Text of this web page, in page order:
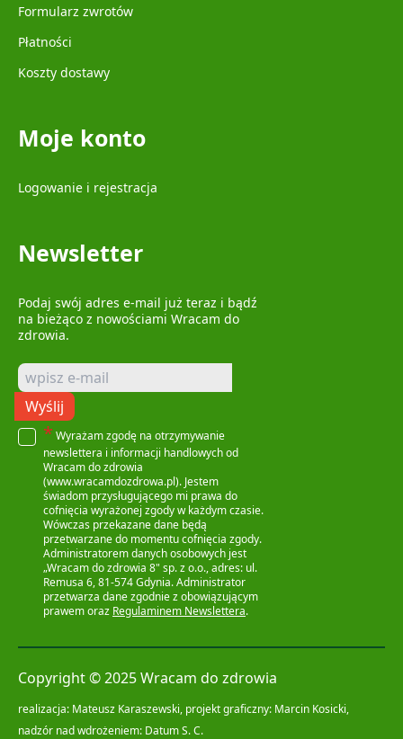
Formularz zwrotów
Płatności
Koszty dostawy
Moje konto
Logowanie i rejestracja
Newsletter
Podaj swój adres e-mail już teraz i bądź
na bieżąco z nowościami Wracam do
zdrowia.
Wyślij
* Wyrażam zgodę na otrzymywanie
newslettera i informacji handlowych od
Wracam do zdrowia
(www.wracamdozdrowa.pl). Jestem
świadom przysługującego mi prawa do
cofnięcia wyrażonej zgody w każdym czasie.
Wówczas przekazane dane będą
przetwarzane do momentu cofnięcia zgody.
Administratorem danych osobowych jest
„Wracam do zdrowia 8" sp. z o.o., adres: ul.
Remusa 6, 81-574 Gdynia. Administrator
przetwarza dane zgodnie z obowiązującym
prawem oraz Regulaminem Newslettera.
Copyright © 2025 Wracam do zdrowia
realizacja: Mateusz Karaszewski, projekt graficzny: Marcin Kosicki,
nadzór nad wdrożeniem: Datum S. C.